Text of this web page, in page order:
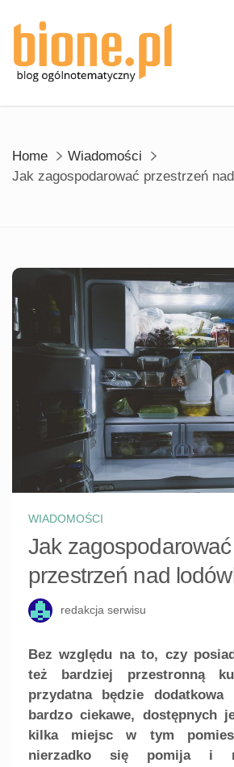
Home
Wiadomości
Jak zagospodarować przestrzeń
WIADOMOŚCI
Jak zagospodarować
przestrzeń nad
redakcja serwisu
Bez względu na to, czy
też bardziej przestronną
przydatna będzie dodatkowa
bardzo ciekawe, dostępnych
kilka miejsc w tym
nierzadko się pomija i